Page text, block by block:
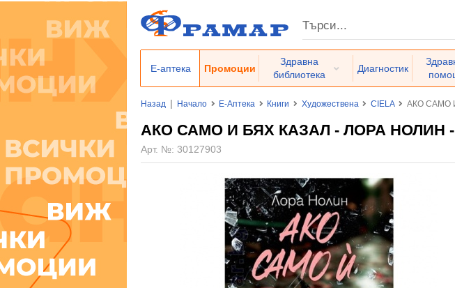
Е-аптека Промоции
Здравна
библиотека
Диагностик
Назад | Начало Е-Аптека Книги Художествена CIELA АКО САМО
АКО САМО И БЯХ КАЗАЛ - ЛОРА НОЛИН
Арт. №: 30127903